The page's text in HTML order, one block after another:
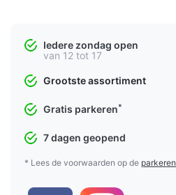
Iedere zondag open
van 12 tot 17
Grootste assortiment
Gratis parkeren*
7 dagen geopend
* Lees de voorwaarden op de parkeren